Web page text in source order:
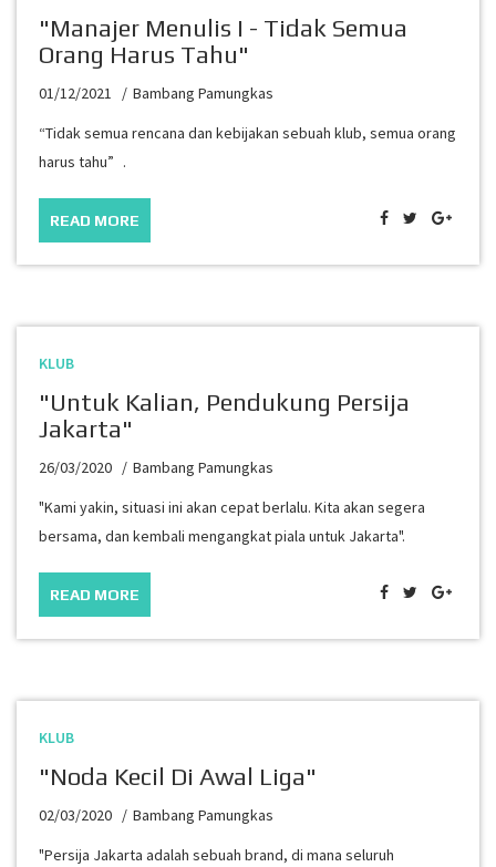
"Manajer Menulis I - Tidak Semua
Orang Harus Tahu"
01/12/2021
Bambang Pamungkas
“Tidak semua rencana dan kebijakan sebuah klub, semua orang
harus tahu” .
READ MORE
KLUB
"Untuk Kalian, Pendukung Persija
Jakarta"
26/03/2020
Bambang Pamungkas
"Kami yakin, situasi ini akan cepat berlalu. Kita akan segera
bersama, dan kembali mengangkat piala untuk Jakarta".
READ MORE
KLUB
"Noda Kecil Di Awal Liga"
02/03/2020
Bambang Pamungkas
"Persija Jakarta adalah sebuah brand, di mana seluruh